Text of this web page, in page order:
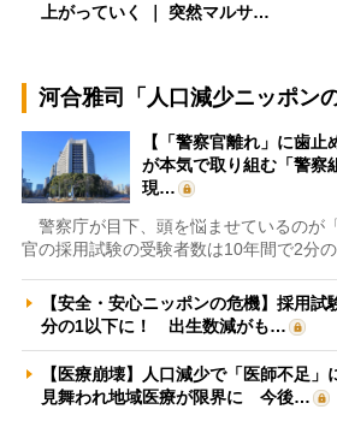
上がっていく ｜ 突然マルサ…
河合雅司「人口減少ニッポン
【「警察官離れ」に歯
が本気で取り組む「警
現…
警察庁が目下、頭を悩ませているのが
官の採用試験の受験者数は10年間で2分
【安全・安心ニッポンの危機】採用
分の1以下に！ 出生数減がも…
【医療崩壊】人口減少で「医師不足
見舞われ地域医療が限界に 今後…